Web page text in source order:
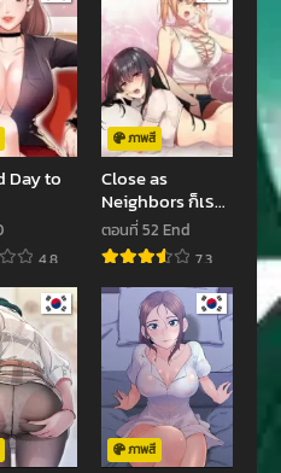
ตอนที่ 95
มกราคม 7, 2024
ตอนที่ 93
ธันวาคม 31, 2023
ตอนที่ 91
ธันวาคม 28, 2023
ตอนที่ 89
ธันวาคม 16, 2023
ตอนที่ 87
ธันวาคม 10, 2023
ตอนที่ 85
ธันวาคม 10, 2023
Day to
4.8
ภาพสี
Close as
Neighbors ก็เรา
มันเพื่อนบ้านกันไง
ล่ะ
ตอนที่ 52 End
7.3
ภาพสี